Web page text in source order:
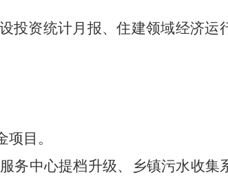
投资统计月报、住建领域经济运
项目 。
务中心提档升级、乡镇污水收集